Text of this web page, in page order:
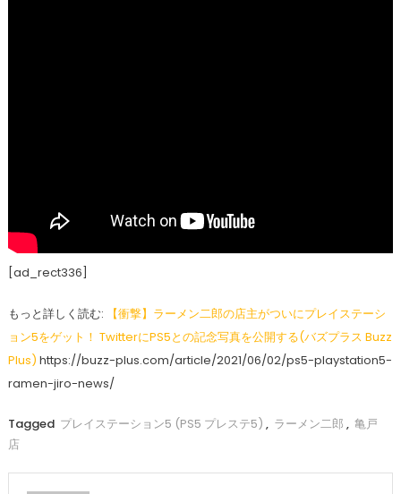
[ad_rect336]
もっと詳しく読む:
【衝撃】ラーメン二郎の店主がついにプレイステーシ
ョン5をゲット！ TwitterにPS5との記念写真を公開する(バズプラス Buzz
Plus) https://buzz-plus.com/article/2021/06/02/ps5-playstation5-
ramen-jiro-news/
Tagged プレイステーション5 (PS5 プレステ5) , ラーメン二郎 , 亀戸
店